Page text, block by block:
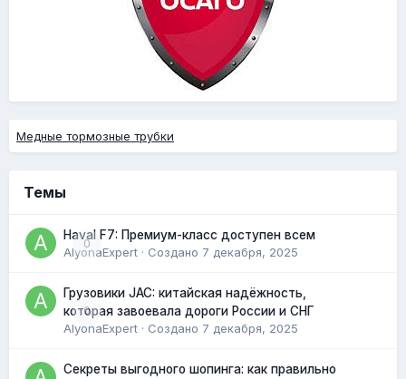
Медные тормозные трубки
Темы
0
Haval F7: Премиум-класс доступен всем
AlyonaExpert · Создано 7 декабря, 2025
0
Грузовики JAC: китайская надёжность,
которая завоевала дороги России и СНГ
AlyonaExpert · Создано 7 декабря, 2025
Секреты выгодного шопинга: как правильно